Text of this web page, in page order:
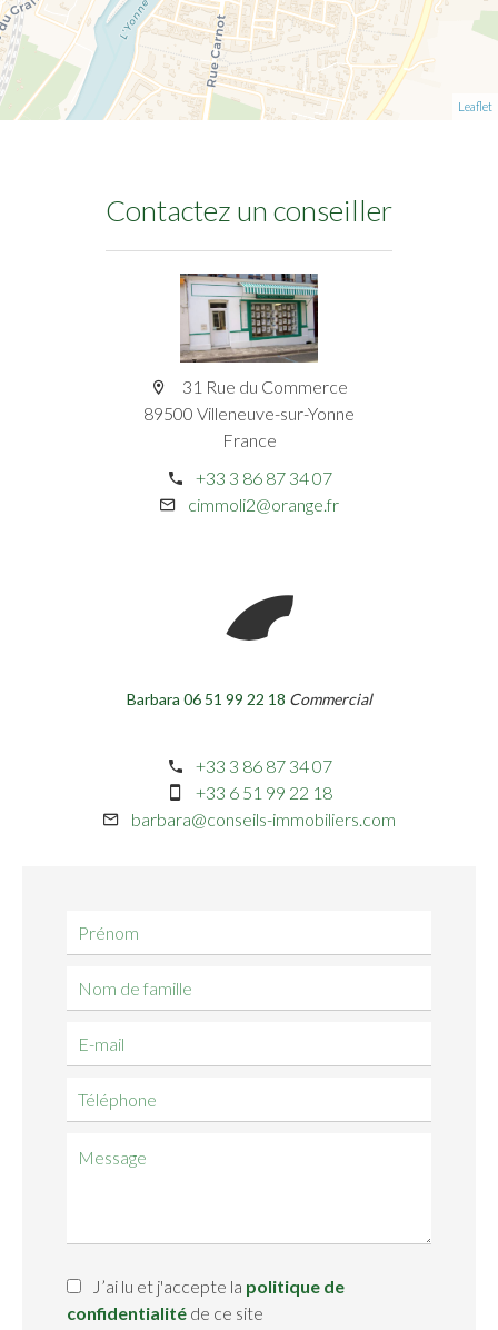
Leaflet
Contactez un conseiller
31 Rue du Commerce
89500 Villeneuve-sur-Yonne
France
+33 3 86 87 34 07
cimmoli2@orange.fr
Barbara 06 51 99 22 18 Commercial
+33 3 86 87 34 07
+33 6 51 99 22 18
barbara@conseils-immobiliers.com
J’ai lu et j'accepte la politique de
confidentialité de ce site